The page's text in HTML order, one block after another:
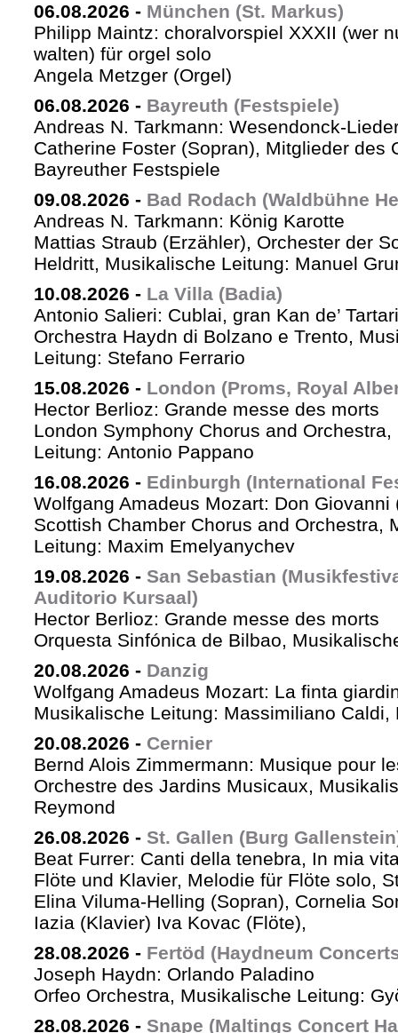
06.08.2026 - München (St. Markus)
Philipp Maintz: choralvorspiel XXXII (wer
walten) für orgel solo
Angela Metzger (Orgel)
06.08.2026 - Bayreuth (Festspiele)
Andreas N. Tarkmann: Wesendonck-
Catherine Foster (Sopran), Mitglieder des
Bayreuther Festspiele
09.08.2026 - Bad Rodach (Waldbühne
Andreas N. Tarkmann: König Karotte
Mattias Straub (Erzähler), Orchester der
Heldritt, Musikalische Leitung: Manuel
10.08.2026 - La Villa (Badia)
Antonio Salieri: Cublai, gran Kan de’
Orchestra Haydn di Bolzano e Trento,
Leitung: Stefano Ferrario
15.08.2026 - London (Proms, Royal
Hector Berlioz: Grande messe des morts
London Symphony Chorus and
Leitung: Antonio Pappano
16.08.2026 - Edinburgh (International
Wolfgang Amadeus Mozart: Don Giovanni
Scottish Chamber Chorus and Orchestra,
Leitung: Maxim Emelyanychev
19.08.2026 - San Sebastian
Auditorio Kursaal)
Hector Berlioz: Grande messe des morts
Orquesta Sinfónica de Bilbao,
20.08.2026 - Danzig
Wolfgang Amadeus Mozart: La finta
Musikalische Leitung: Massimiliano Caldi,
20.08.2026 - Cernier
Bernd Alois Zimmermann: Musique pour
Orchestre des Jardins Musicaux,
Reymond
26.08.2026 - St. Gallen (Burg
Beat Furrer: Canti della tenebra, In mia
Flöte und Klavier, Melodie für Flöte solo,
Elina Viluma-Helling (Sopran), Cornelia
Iazia (Klavier) Iva Kovac (Flöte),
28.08.2026 - Fertöd (Haydneum
Joseph Haydn: Orlando Paladino
Orfeo Orchestra, Musikalische Leitung:
28.08.2026 - Snape (Maltings Concert